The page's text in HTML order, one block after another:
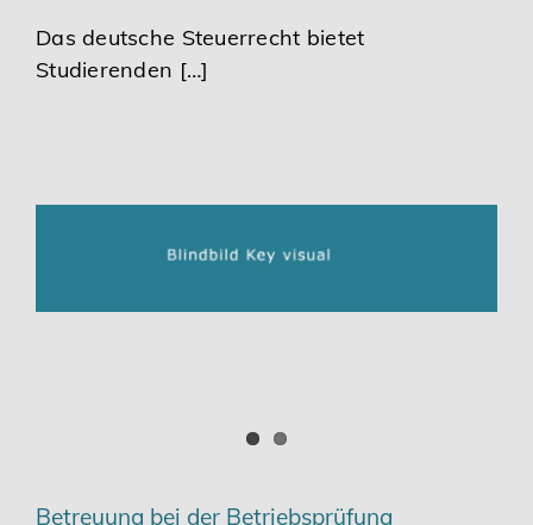
Das deutsche Steuerrecht bietet
Studierenden […]
Betreuung bei der Betriebsprüfung